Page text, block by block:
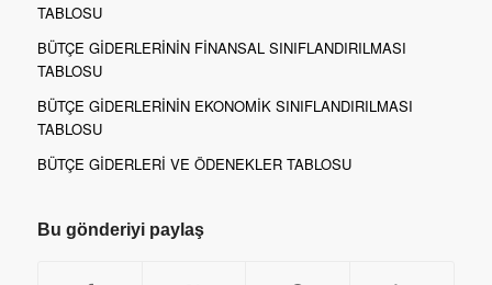
TABLOSU
BÜTÇE GİDERLERİNİN FİNANSAL SINIFLANDIRILMASI
TABLOSU
BÜTÇE GİDERLERİNİN EKONOMİK SINIFLANDIRILMASI
TABLOSU
BÜTÇE GİDERLERİ VE ÖDENEKLER TABLOSU
Bu gönderiyi paylaş